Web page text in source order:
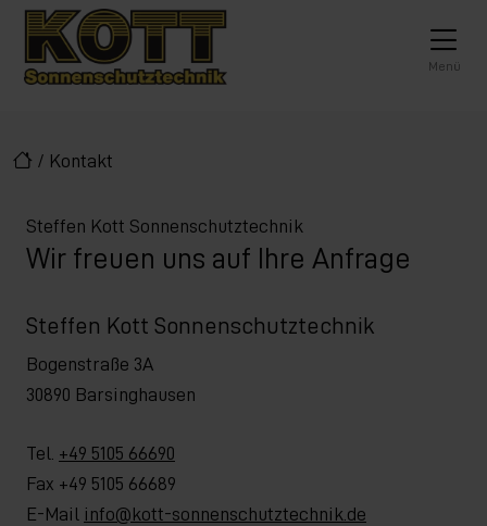
zur Top-Navigation
zur Hauptnavigation
Inhalt springen
zum Footer
Hauptnavigation Menü
/ Kontakt
Steffen Kott Sonnenschutztechnik
Wir freuen uns auf Ihre Anfrage
Steffen Kott Sonnenschutztechnik
Bogenstraße 3A
30890 Barsinghausen
Tel. +49 5105 66690
Fax +49 5105 66689
E-Mail info@kott-sonnenschutztechnik.de